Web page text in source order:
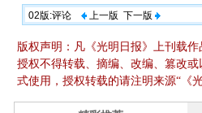
02版:评论 上一版 下一版
版权声明：凡《光明日报》上刊载
授权不得转载、摘编、改编、篡改
式使用，授权转载的请注明来源“《光